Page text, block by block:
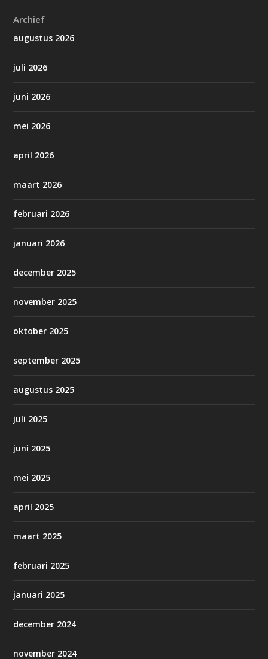
Archief
augustus 2026
juli 2026
juni 2026
mei 2026
april 2026
maart 2026
februari 2026
januari 2026
december 2025
november 2025
oktober 2025
september 2025
augustus 2025
juli 2025
juni 2025
mei 2025
april 2025
maart 2025
februari 2025
januari 2025
december 2024
november 2024